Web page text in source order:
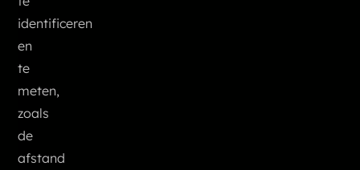
identificeren
en
te
meten,
zoals
de
afstand